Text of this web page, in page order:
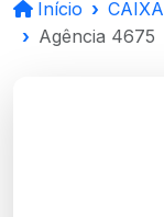
Início
Agência 4675